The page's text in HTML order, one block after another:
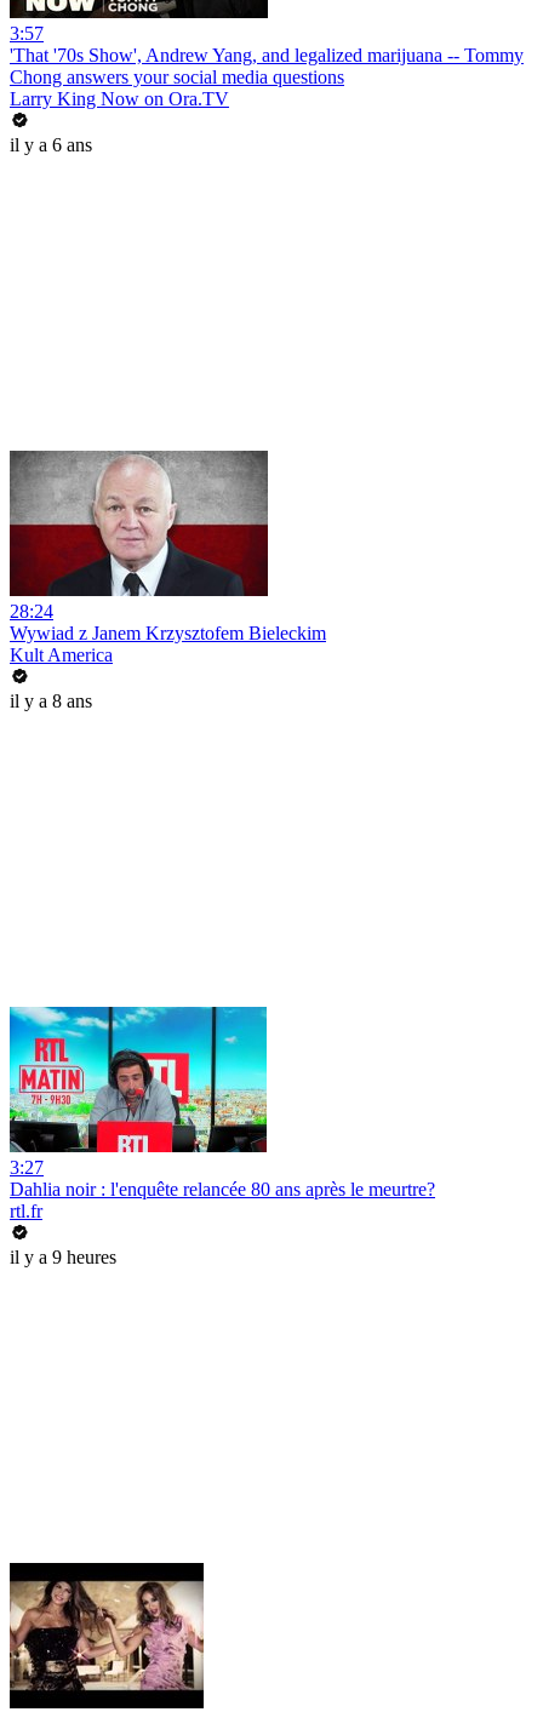
3:57
'That '70s Show', Andrew Yang, and legalized marijuana -- Tommy
Chong answers your social media questions
Larry King Now on Ora.TV
il y a 6 ans
28:24
Wywiad z Janem Krzysztofem Bieleckim
Kult America
il y a 8 ans
3:27
Dahlia noir : l'enquête relancée 80 ans après le meurtre?
rtl.fr
il y a 9 heures